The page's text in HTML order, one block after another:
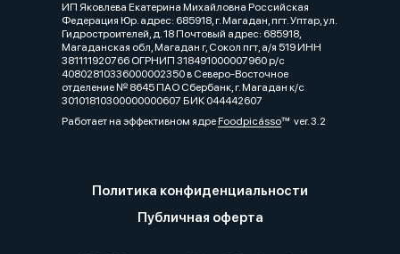
ИП Яковлева Екатерина Михайловна Российская
Федерация Юр. адрес: 685918, г. Магадан, пгт. Уптар, ул.
Гидростроителей, д. 18 Почтовый адрес: 685918,
Магаданская обл, Магадан г, Сокол пгт, а/я 519 ИНН
381111920766 ОГРНИП 318491000007960 р/с
40802810336000002350 в Северо-Восточное
отделение № 8645 ПАО Сбербанк, г. Магадан к/с
30101810300000000607 БИК 044442607
Работает на эффективном ядреFoodpicássover. 3.2
Политика конфиденциальности
Публичная оферта